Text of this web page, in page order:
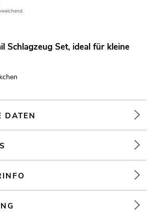
Schlagzeug Set, ideal für kleine
DATEN